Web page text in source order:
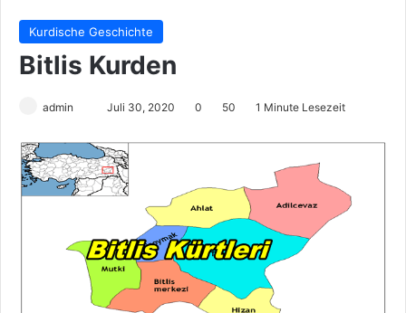
Kurdische Geschichte
Bitlis Kurden
admin
d
e
s
Juli 30, 2020 0 50 1 Minute Lesezeit